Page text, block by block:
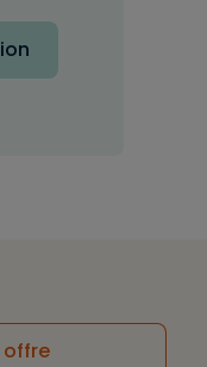
offre